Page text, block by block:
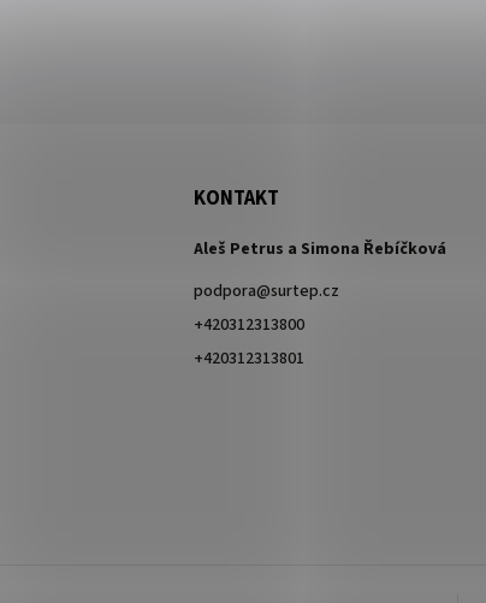
KONTAKT
Aleš Petrus a Simona Řebíčková
podpora@surtep.cz
+420312313800
+420312313801